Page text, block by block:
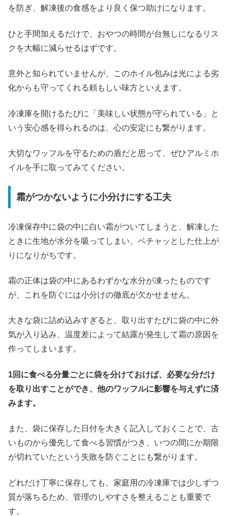
を防ぎ、解凍後の食感をより良く保つ助けになります。
ひと手間加えるだけで、おやつの時間が台無しになるリス
クを大幅に減らせるはずです。
意外と知られていませんが、このホイル包みは光による劣
化からも守ってくれる頼もしい味方といえます。
冷凍庫を開けるたびに「美味しい状態が守られている」と
いう安心感を得られるのは、心の安定にも繋がります。
大切なワッフルを守るための盾だと思って、ぜひアルミホ
イルを手に取ってみてください。
霜がつかないように小分けにする工夫
冷凍保存中に袋の中に白い霜がついてしまうと、解凍した
ときに生地が水分を吸ってしまい、ベチャッとした仕上が
りになりがちです。
霜の正体は袋の中にあるわずかな水分が凍ったものです
が、これを防ぐには小分けの徹底が欠かせません。
大きな袋に詰め込みすぎると、取り出すたびに袋の中に外
気が入り込み、温度差によって結露が発生して霜の原因を
作ってしまいます。
1回に食べる分量ごとに袋を分けておけば、必要な分だけ
を取り出すことができ、他のワッフルに影響を与えずに済
みます。
また、袋に保存した日付を大きく記入しておくことで、古
いものから優先して食べる習慣がつき、いつの間にか期限
が切れていたという失敗を防ぐことにも繋がります。
どれだけ丁寧に保存しても、家庭用の冷凍庫では少しずつ
質が落ちるため、管理のしやすさを整えることも重要で
す。